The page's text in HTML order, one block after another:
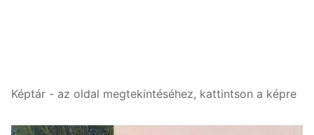
Képtár - az oldal megtekintéséhez, kattintson a képre